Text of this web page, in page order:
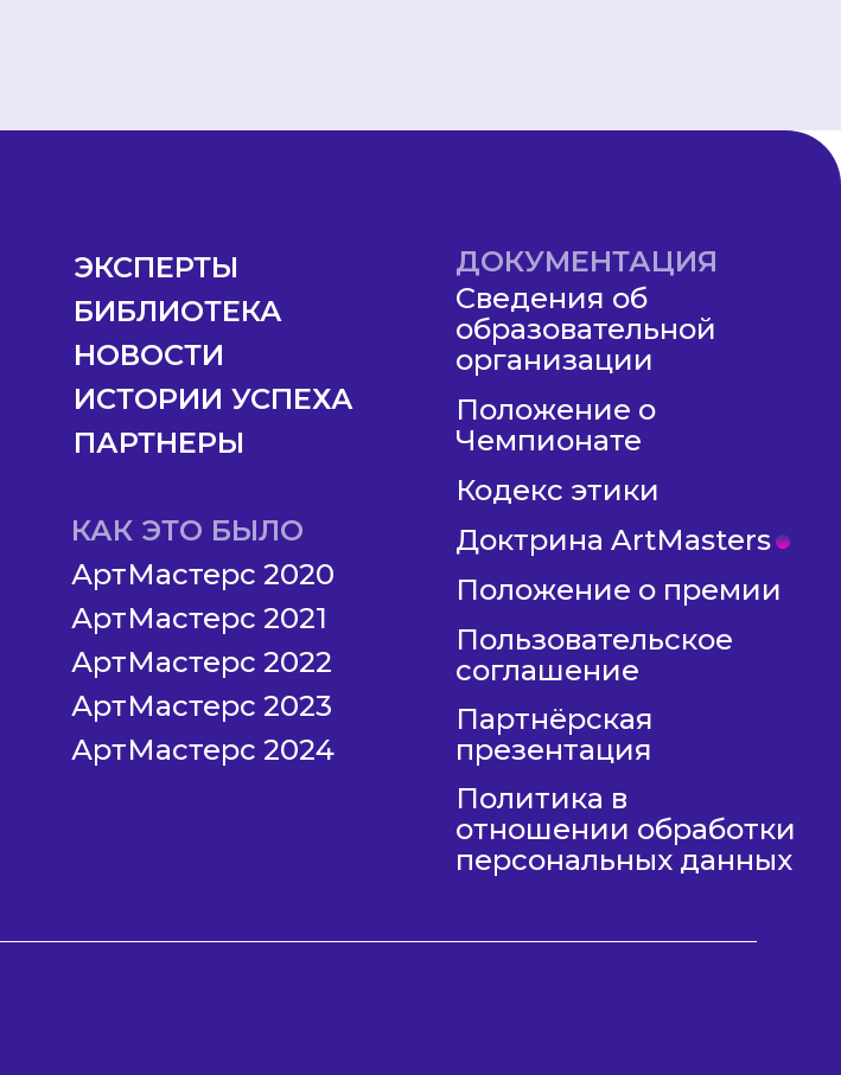
ЭКСПЕРТЫ
БИБЛИОТЕКА
НОВОСТИ
ИСТОРИИ УСПЕХА
ПАРТНЕРЫ
КАК ЭТО БЫЛО
АртМастерс 2020
АртМастерс 2021
АртМастерс 2022
АртМастерс 2023
АртМастерс 2024
ДОКУМЕНТАЦИЯ
Сведения об
образовательной
организации
Положение о
Чемпионате
Кодекс этики
Доктрина ArtMasters
Положение о премии
Пользовательское
соглашение
Партнёрская
презентация
Политика в
отношении обработки
персональных данных